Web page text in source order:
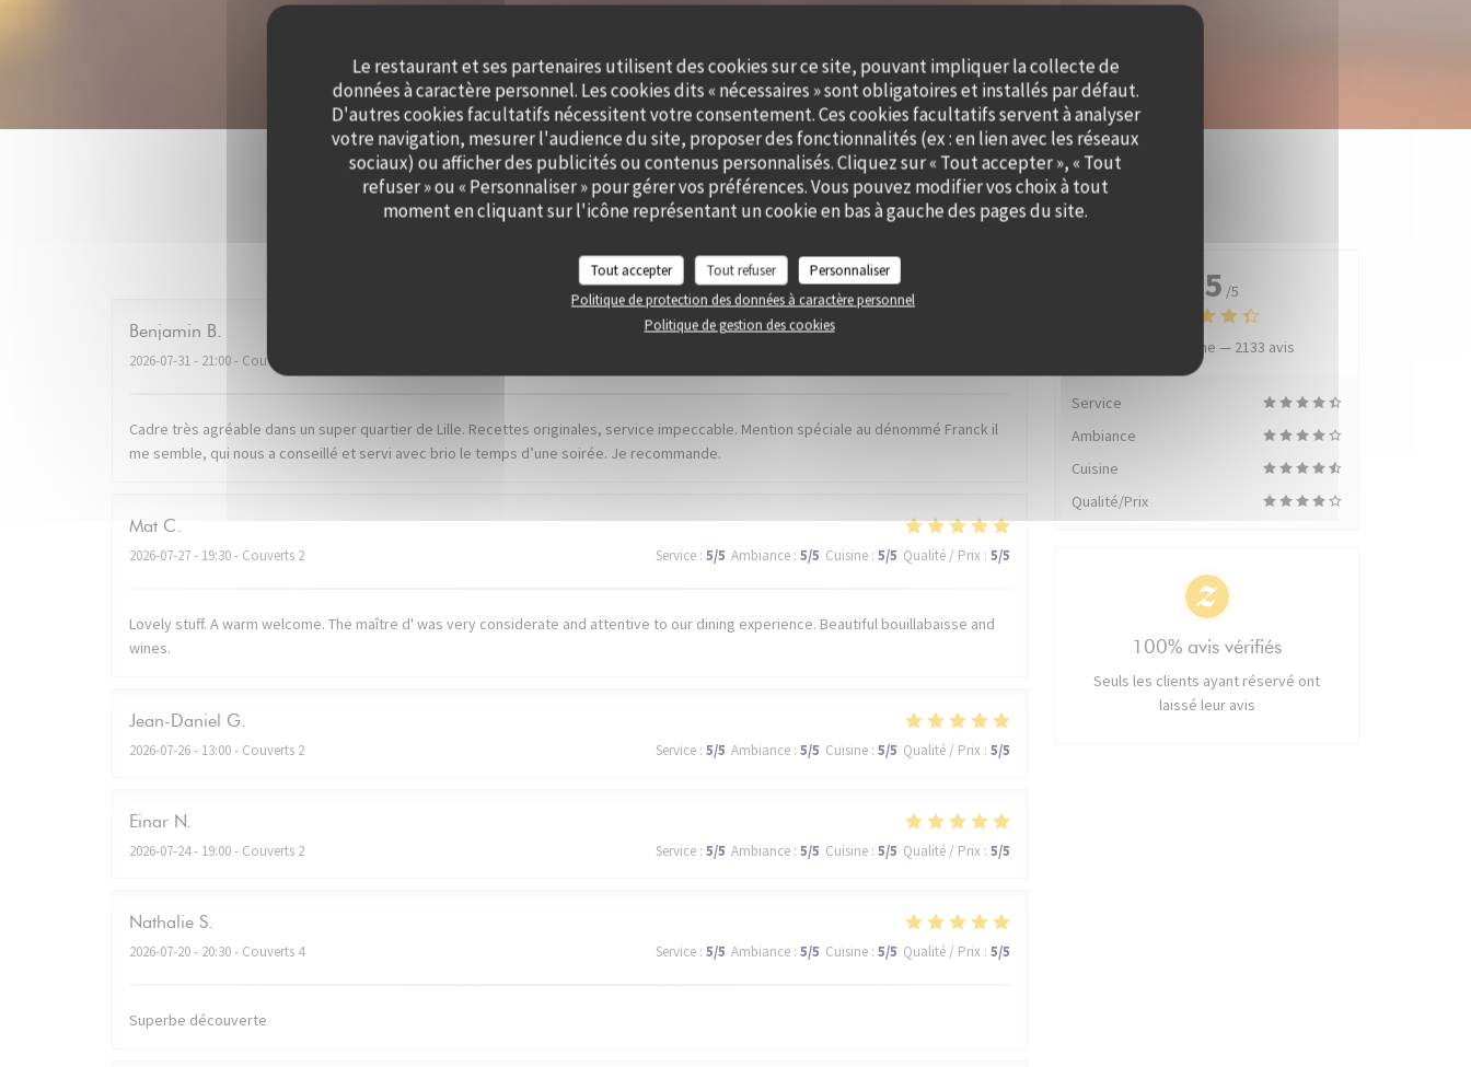
Le restaurant et ses partenaires utilisent des cookies sur ce site, pouvant impliquer la collecte de
données à caractère personnel. Les cookies dits « nécessaires » sont obligatoires et installés par défaut.
D'autres cookies facultatifs nécessitent votre consentement. Ces cookies facultatifs servent à analyser
votre navigation, mesurer l'audience du site, proposer des fonctionnalités (ex : en lien avec les réseaux
sociaux) ou afficher des publicités ou contenus personnalisés. Cliquez sur « Tout accepter », « Tout
refuser » ou « Personnaliser » pour gérer vos préférences. Vous pouvez modifier vos choix à tout
moment en cliquant sur l'icône représentant un cookie en bas à gauche des pages du site.
Tout accepter Tout refuser
Personnaliser
Politique de protection des données à caractère personnel
Politique de gestion des cookies
Benjamin B
2026-07-31- 21:00 - Couverts 2
Cadre très agréable dans un super quartier de Lille. Recettes originales, service impeccable. Mention spéciale au dénommé Franck il
me semble, qui nous a conseillé et servi avec brio le temps d’une soirée. Je recommande.
Mat C
2026-07-27- 19:30 - Couverts 2 Service : 5/5 Ambiance : 5/5 Cuisine : 5/5 Qualité / Prix : 5/5
Lovely stuff. A warm welcome. The maître d' was very considerate and attentive to our dining experience. Beautiful bouillabaisse and
wines.
Jean-Daniel G
2026-07-26- 13:00 - Couverts 2 Service : 5/5 Ambiance : 5/5 Cuisine : 5/5 Qualité / Prix : 5/5
Einar N
2026-07-24- 19:00 - Couverts 2 Service : 5/5 Ambiance : 5/5 Cuisine : 5/5 Qualité / Prix : 5/5
Nathalie S
2026-07-20- 20:30 - Couverts 4 Service : 5/5 Ambiance : 5/5 Cuisine : 5/5 Qualité / Prix : 5/5
Superbe découverte
4.5 /5
Note moyenne — 2133 avis
Service
Ambiance
Cuisine
Qualité/Prix
100% avis vérifiés
Seuls les clients ayant réservé ont
laissé leur avis